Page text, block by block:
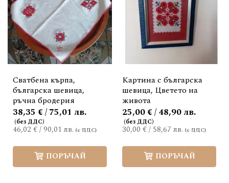
Сватбена кърпа,
българска шевица,
ръчна бродерия
46,02 €/90,01 лв.
38,35 € / 75,01 лв.
ПОРЪЧАЙ
Картина с българска
шевица, Цветето на
живота
30,00 €/ 58,67 лв.
25,00 € / 48,90 лв.
ПОРЪЧАЙ